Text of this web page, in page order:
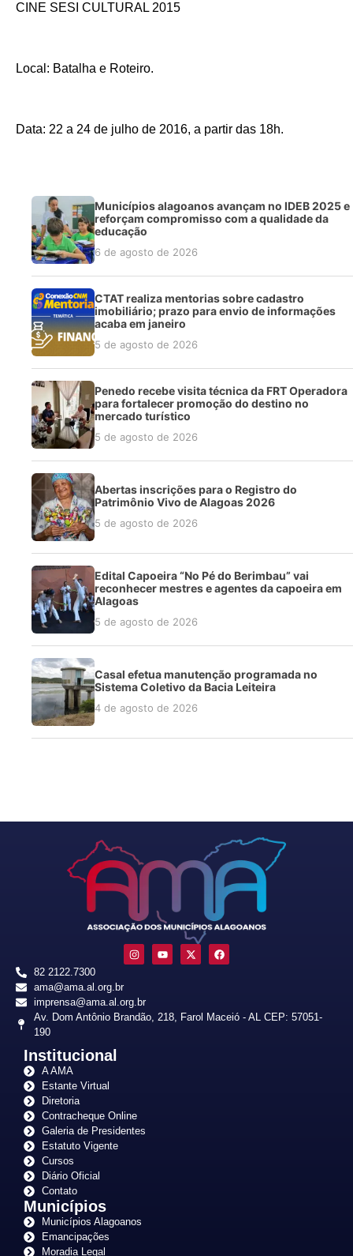
CINE SESI CULTURAL 2015
Local: Batalha e Roteiro.
Data: 22 a 24 de julho de 2016, a partir das 18h.
Municípios alagoanos avançam no IDEB 2025 e
reforçam compromisso com a qualidade da
educação
6 de agosto de 2026
CTAT realiza mentorias sobre cadastro
imobiliário; prazo para envio de informações
acaba em janeiro
5 de agosto de 2026
Penedo recebe visita técnica da FRT Operadora
para fortalecer promoção do destino no
mercado turístico
5 de agosto de 2026
Abertas inscrições para o Registro do
Patrimônio Vivo de Alagoas 2026
5 de agosto de 2026
Edital Capoeira “No Pé do Berimbau” vai
reconhecer mestres e agentes da capoeira em
Alagoas
5 de agosto de 2026
Casal efetua manutenção programada no
Sistema Coletivo da Bacia Leiteira
4 de agosto de 2026
82 2122.7300
ama@ama.al.org.br
imprensa@ama.al.org.br
Av. Dom Antônio Brandão, 218, Farol Maceió - AL CEP: 57051-
190
Institucional
A AMA
Estante Virtual
Diretoria
Contracheque Online
Galeria de Presidentes
Estatuto Vigente
Cursos
Diário Oficial
Contato
Municípios
Municípios Alagoanos
Emancipações
Moradia Legal